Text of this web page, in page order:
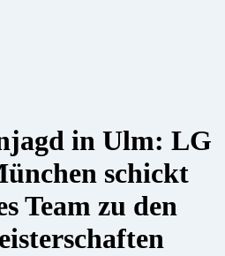
in Ulm: LG
schickt
Team zu den